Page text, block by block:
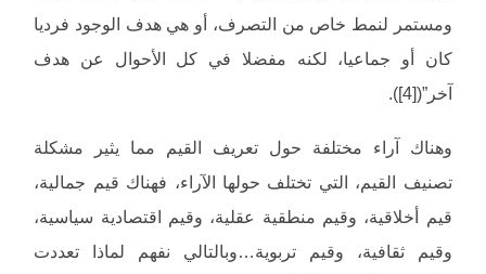
ومستمر لنمط خاص من التصرف، أو هي هدف الوجود فرديا
كان أو جماعيا، لكنه مفضلا في كل الأحوال عن هدف
آخر”([4]).
وهناك آراء مختلفة حول تعريف القيم مما يثير مشكلة
تصنيف القيم، التي تختلف حولها الآراء، فهناك قيم جمالية،
قيم أخلاقية، وقيم منطقية عقلية، وقيم اقتصادية سياسية،
وقيم ثقافية، وقيم تربوية…وبالتالي نفهم لماذا تعددت